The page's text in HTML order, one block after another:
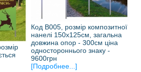
Код В005, розмір композитної
нанелі 150х125см, загальна
довжина опор - 300см ціна
одностороннього знаку -
9600грн
[Подробнее...]